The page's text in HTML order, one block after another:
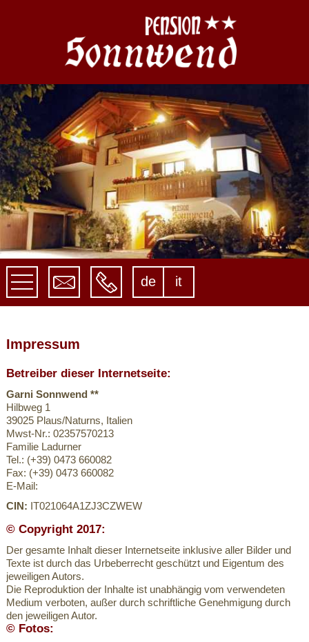
de it
Impressum
Betreiber dieser Internetseite:
Garni Sonnwend **
Hilbweg 1
39025 Plaus/Naturns, Italien
Mwst-Nr.: 02357570213
Familie Ladurner
Tel.: (+39) 0473 660082
Fax: (+39) 0473 660082
E-Mail:
CIN: IT021064A1ZJ3CZWEW
© Copyright 2017:
Der gesamte Inhalt dieser Internetseite inklusive aller Bilder und
Texte ist durch das Urbeberrecht geschützt und Eigentum des
jeweiligen Autors.
Die Reproduktion der Inhalte ist unabhängig vom verwendeten
Medium verboten, außer durch schriftliche Genehmigung durch
den jeweiligen Autor.
© Fotos: